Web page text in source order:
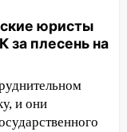
УК
сулят
на
юристы
за плесень на
и они